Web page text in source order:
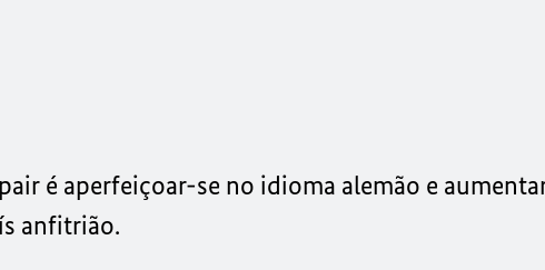
é aperfeiçoar-se no idioma alemão e
anfitrião.